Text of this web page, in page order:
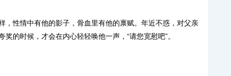
，性情中有他的影子，骨血里有他的禀赋。年近不惑，对父亲
的时候，才会在内心轻轻唤他一声，“请您宽慰吧”。